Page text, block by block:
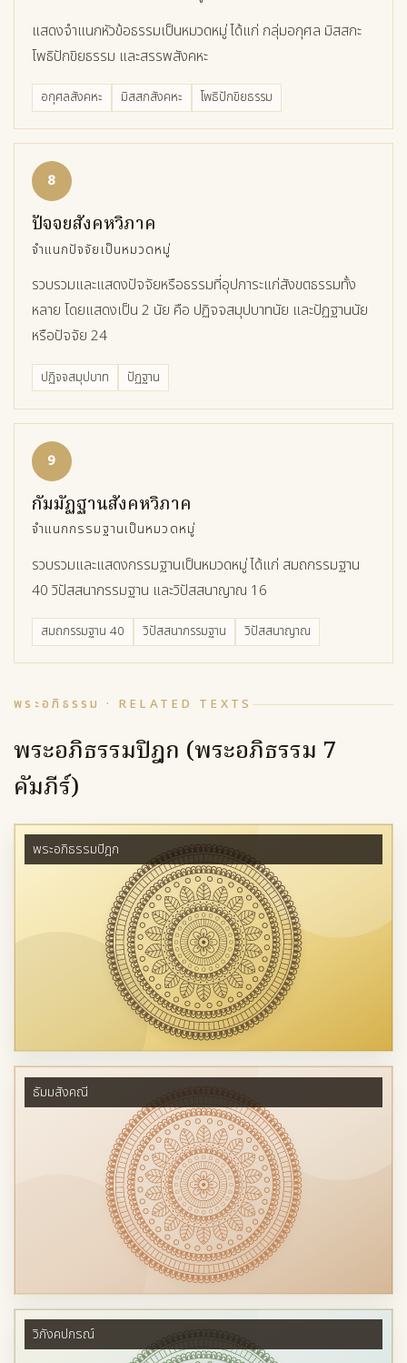
แสดงจำแนกหัวข้อธรรมเป็นหมวดหมู่ ได้แก่ กลุ่มอกุศล มิสสกะ
โพธิปักขิยธรรม และสรรพสังคหะ
อกุศลสังคหะ มิสสกสังคหะ โพธิปักขิยธรรม
8
ปัจจยสังคหวิภาค
จำแนกปัจจัยเป็นหมวดหมู่
รวบรวมและแสดงปัจจัยหรือธรรมที่อุปการะแก่สังขตธรรมทั้ง
หลาย โดยแสดงเป็น 2 นัย คือ ปฏิจจสมุปบาทนัย และปัฏฐานนัย
หรือปัจจัย 24
ปฏิจจสมุปบาท ปัฏฐาน
9
กัมมัฏฐานสังคหวิภาค
จำแนกกรรมฐานเป็นหมวดหมู่
รวบรวมและแสดงกรรมฐานเป็นหมวดหมู่ ได้แก่ สมถกรรมฐาน
40 วิปัสสนากรรมฐาน และวิปัสสนาญาณ 16
สมถกรรมฐาน 40 วิปัสสนากรรมฐาน วิปัสสนาญาณ
พระอภิธรรม · RELATED TEXTS
พระอภิธรรมปิฎก (พระอภิธรรม 7
คัมภีร์)
พระอภิธรรมปิฎก
ธัมมสังคณี
วิภังคปกรณ์